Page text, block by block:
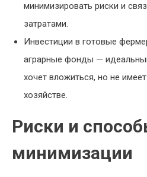
минимизировать риски и
затратами.
Инвестиции в готовые
аграрные фонды —
хочет вложиться, но не
хозяйстве.
Риски и
минимизации